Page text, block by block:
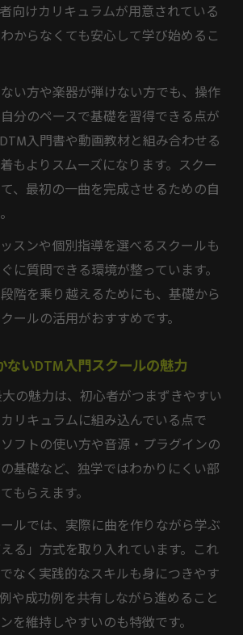
とけと言われる理由と楽しむ秘訣
を解消するDTM学習の道
ールで初心者が安心できる学習環
者セット選びの不安解消ポイント
で何もわからない時の対処法
初心者が抱える悩みと解決策
ソフトの選び方と活用ポイント
ール選びで押さえるべき基準とは
最適なDTMスクールの見極め方
講座選びで失敗しないコツ
機材とスクールの相性を知る方法
めのDTM入門スクール活用法
ールで挫折しない学習計画の立て
率と継続サポートの重要性を解説
ール活用でモチベ維持する方法
で困った時の相談先を知ろう
ぶDTMスクールのメリットとは
一歩を踏み出す具体的手順
ールで学ぶ初曲制作の流れを紹介
向けカリキュラムが用意されている
からなくても安心して学び始めるこ
い方や楽器が弾けない方でも、操作
分のペースで基礎を習得できる点が
入門書や動画教材と組み合わせる
もよりスムーズになります。スクー
、最初の一曲を完成させるための自
スンや個別指導を選べるスクールも
に質問できる環境が整っています。
階を乗り越えるためにも、基礎から
ールの活用がおすすめです。
ないDTM入門スクールの魅力
の魅力は、初心者がつまずきやすい
リキュラムに組み込んでいる点で
フトの使い方や音源・プラグインの
基礎など、独学ではわかりにくい部
もらえます。
ルでは、実際に曲を作りながら学ぶ
る」方式を取り入れています。これ
なく実践的なスキルも身につきやす
や成功例を共有しながら進めること
を維持しやすいのも特徴です。